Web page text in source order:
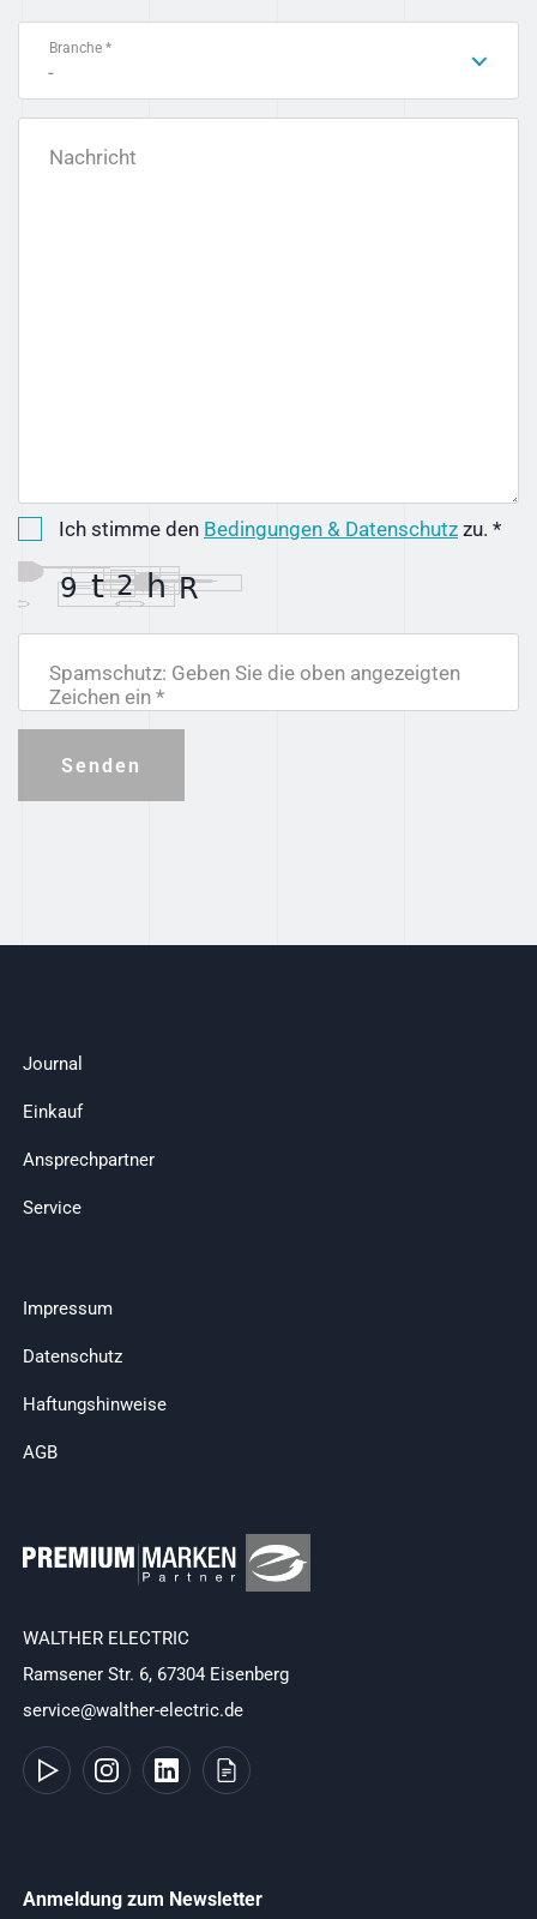
Branche *
-
Nachricht
Ich stimme den Bedingungen & Datenschutz zu. *
Spamschutz: Geben Sie die oben angezeigten
Zeichen ein *
Senden
Journal
Einkauf
Ansprechpartner
Service
Impressum
Datenschutz
Haftungshinweise
AGB
WALTHER ELECTRIC
Ramsener Str. 6, 67304 Eisenberg
service@walther-electric.de
Anmeldung zum Newsletter